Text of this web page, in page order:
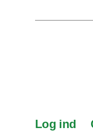
Log ind